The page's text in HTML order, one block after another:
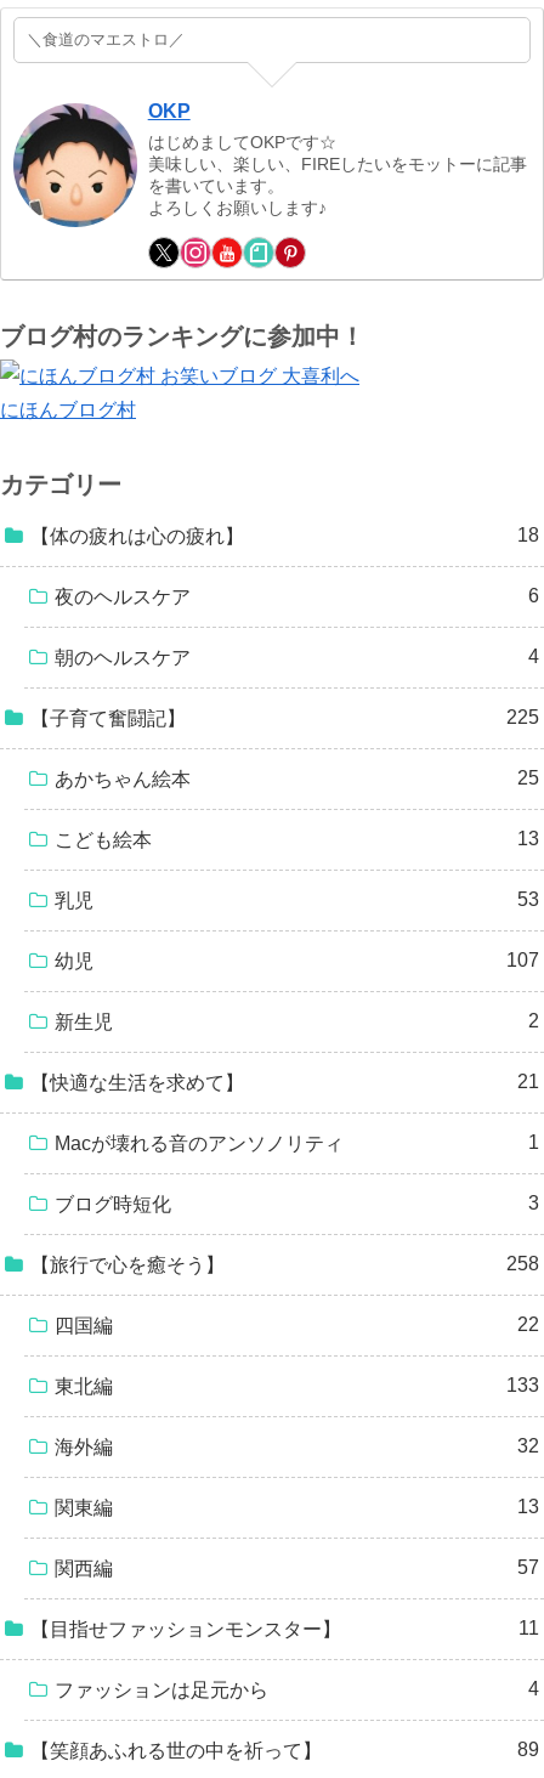
＼食道のマエストロ／
OKP
はじめましてOKPです☆
美味しい、楽しい、FIREしたいをモットーに記事
を書いています。
よろしくお願いします♪
ブログ村のランキングに参加中！
にほんブログ村
カテゴリー
【体の疲れは心の疲れ】 18
夜のヘルスケア 6
朝のヘルスケア 4
【子育て奮闘記】 225
あかちゃん絵本 25
こども絵本 13
乳児 53
幼児 107
新生児 2
【快適な生活を求めて】 21
Macが壊れる音のアンソノリティ 1
ブログ時短化 3
【旅行で心を癒そう】 258
四国編 22
東北編 133
海外編 32
関東編 13
関西編 57
【目指せファッションモンスター】 11
ファッションは足元から 4
【笑顔あふれる世の中を祈って】 89